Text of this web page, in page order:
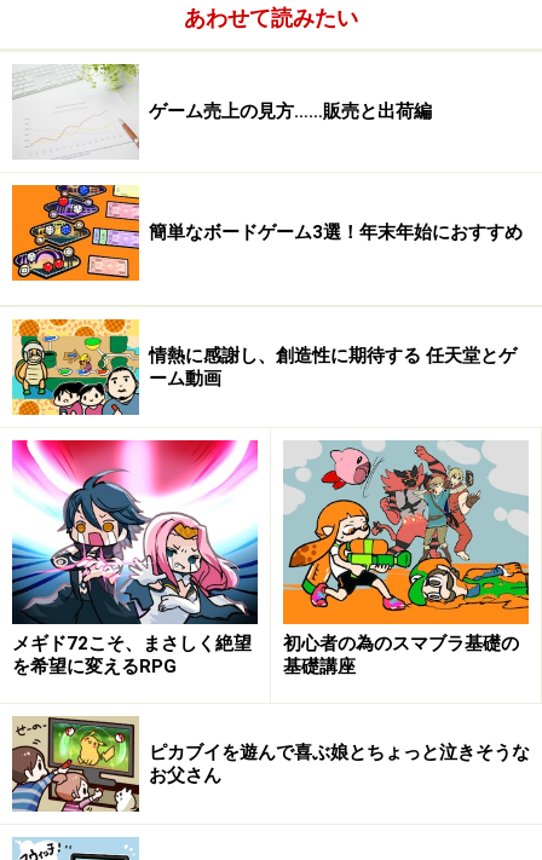
る、ということなんですね。高画質なハイビジョン放送
を流すなら12セグメントを使い、今までと同じ画質のア
ナログ放送であれば4セグメント、音声だけであれば1セ
グメントだけを使って放送出来ます。
そして、実は13のセグメントのうち、1セグメントは移
動体（携帯電話機等）向け放送用に既に予約されていま
して、それを1セグメント放送、いわゆるワンセグと呼
ぶわけです。
＜ワンセグ概要図＞13にわけたセグメントのうちひとつ
だけを移動体の放送に充てたのがワンセグ。DSの他に
も、携帯電話やカーナビなどに使われます。
あわせて読みたい
ゲーム売上の見方……販売と出荷編
簡単なボードゲーム3選！年末年始におすすめ
情熱に感謝し、創造性に期待する 任天堂とゲ
ーム動画
メギド72こそ、まさしく絶望
を希望に変えるRPG
初心者の為のスマブラ基礎の
基礎講座
ピカブイを遊んで喜ぶ娘とちょっと泣きそうな
お父さん